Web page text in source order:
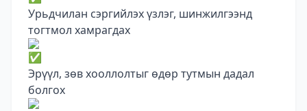
Урьдчилан сэргийлэх үзлэг, шинжилгээнд
тогтмол хамрагдах
Эрүүл, зөв хооллолтыг өдөр тутмын дадал
болгох